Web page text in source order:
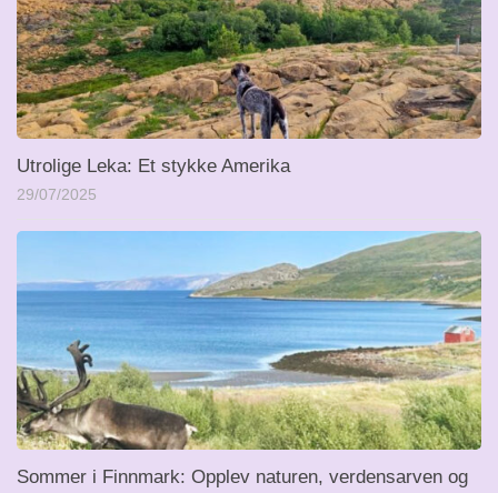
Utrolige Leka: Et stykke Amerika
29/07/2025
Sommer i Finnmark: Opplev naturen, verdensarven og